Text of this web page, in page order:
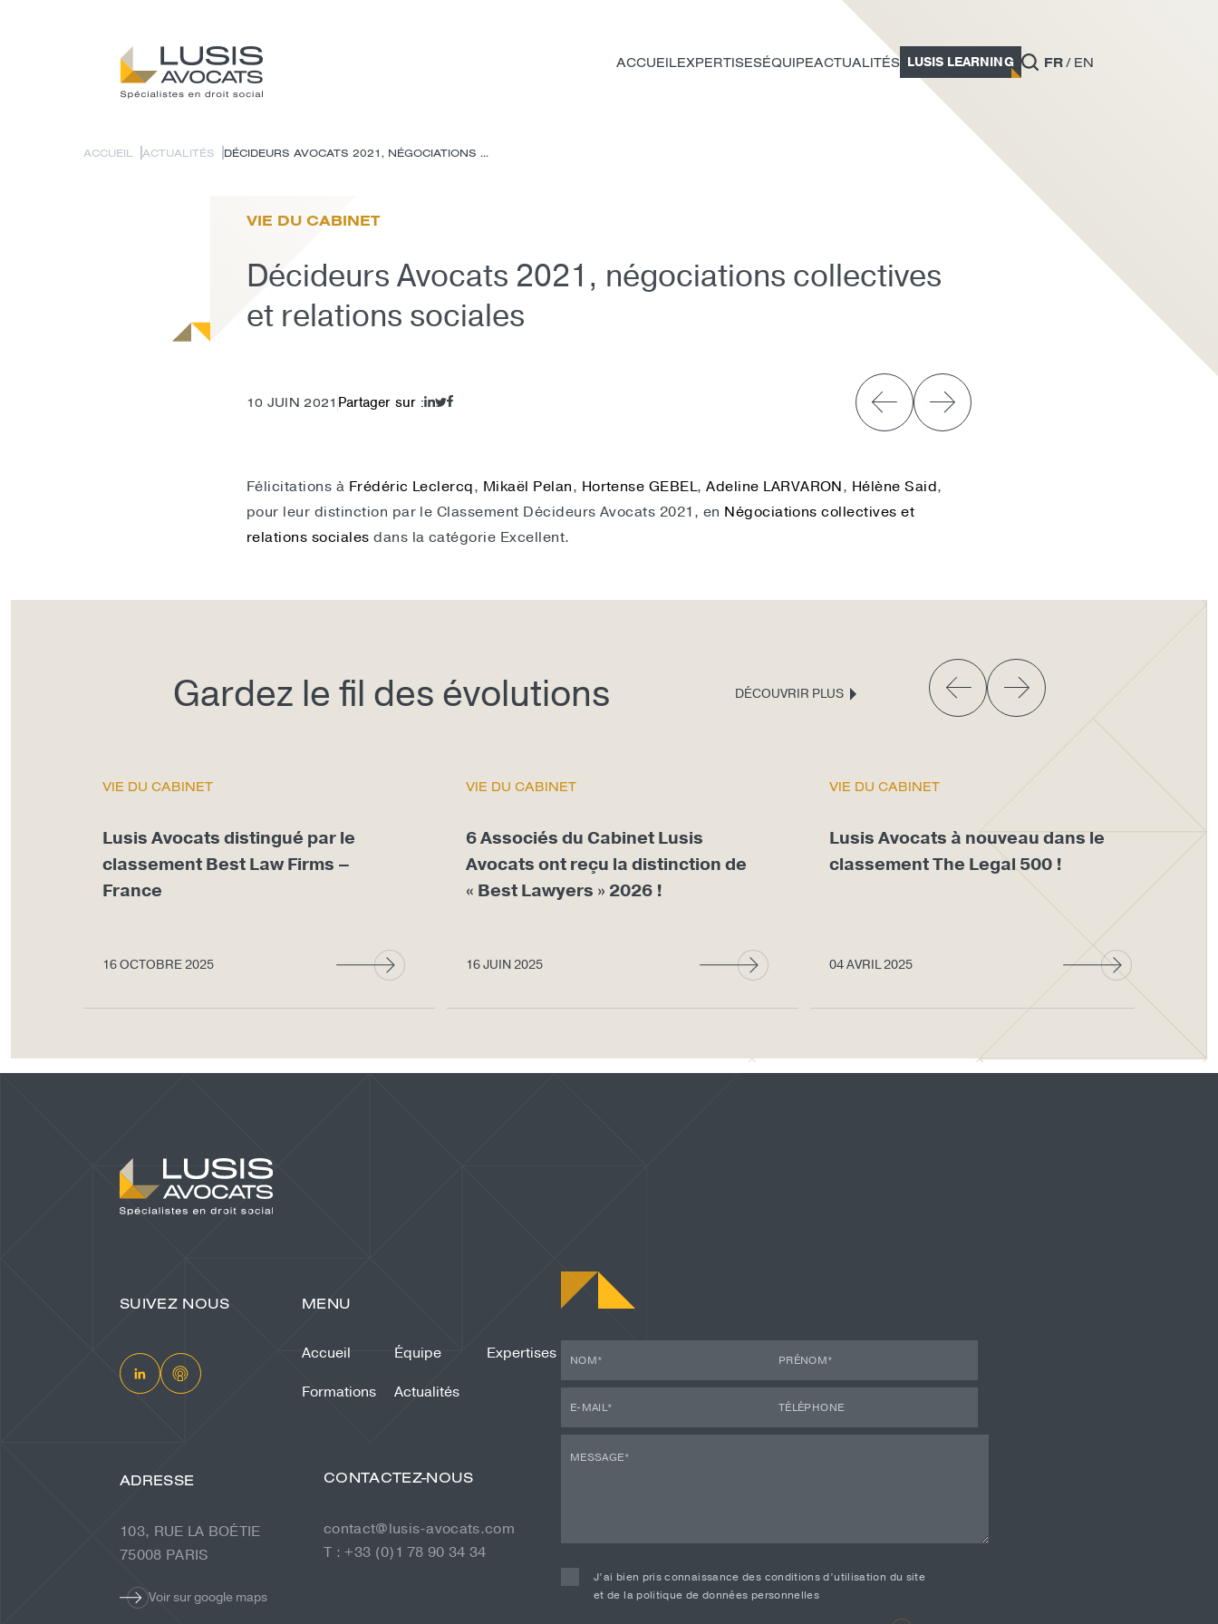
ACCUEILEXPERTISESÉQUIPEACTUALITÉS LUSIS LEARNING FR EN
ACCUEIL ACTUALITÉS DÉCIDEURS AVOCATS 2021, NÉGOCIATIONS ...
VIE DU CABINET
Décideurs Avocats 2021, négociations collectives
et relations sociales
10 JUIN 2021 Partager sur :
Félicitations à Frédéric Leclercq, Mikaël Pelan, Hortense GEBEL,Adeline LARVARON, Hélène Said,
pour leur distinction par le Classement Décideurs Avocats 2021, en Négociations collectives et
relations sociales dans la catégorie Excellent.
Gardez le fil des évolutions DÉCOUVRIR PLUS
VIE DU CABINET
Lusis Avocats distingué par le
classement Best Law Firms –
France
16 OCTOBRE 2025
VIE DU CABINET
6 Associés du Cabinet Lusis
Avocats ont reçu la distinction de
« Best Lawyers » 2026 !
16 JUIN 2025
VIE DU CABINET
Lusis Avocats à nouveau dans le
classement The Legal 500 !
04 AVRIL 2025
SUIVEZ NOUS
ADRESSE
103, RUE LA BOÉTIE
75008 PARIS
Voir sur google maps
MENU
Accueil Équipe
Expertises
Formations
Actualités
CONTACTEZ-NOUS
contact@lusis-avocats.com
T : +33 (0)1 78 90 34 34
J’ai bien pris connaissance des conditions d’utilisation du site
et de la politique de données personnelles